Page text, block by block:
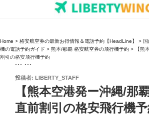
Home > 格安航空券の最新お得情報＆電話予約【HeadLine】 >
機の電話予約ガイド > 熊本/那覇 格安航空券の飛行機予約 >
【熊
割引の格安飛行機予約
``` ```
投
投稿者: LIBERTY_STAFF
【熊本空港発ー沖縄/那
直前割引の格安飛行機